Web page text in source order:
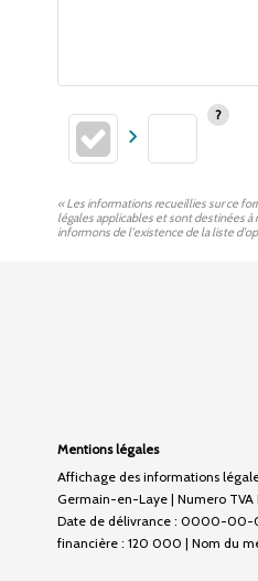
« Les informations recueillies sur ce
légales applicables et sont destinées
informons de l'existence de la liste
Mentions légales
Affichage des informations
Germain-en-Laye | Numero TVA
Date de délivrance : 0000-00-
financière : 120 000 | Nom du